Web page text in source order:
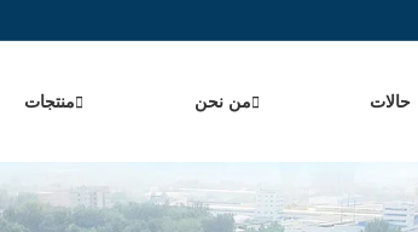
منتجات من نحن حالات